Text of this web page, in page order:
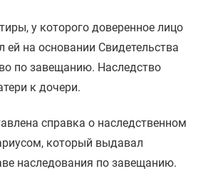
у которого доверенное лицо
ей на основании Свидетельства
по завещанию. Наследство
к дочери.
справка о наследственном
который выдавал
наследования по завещанию.